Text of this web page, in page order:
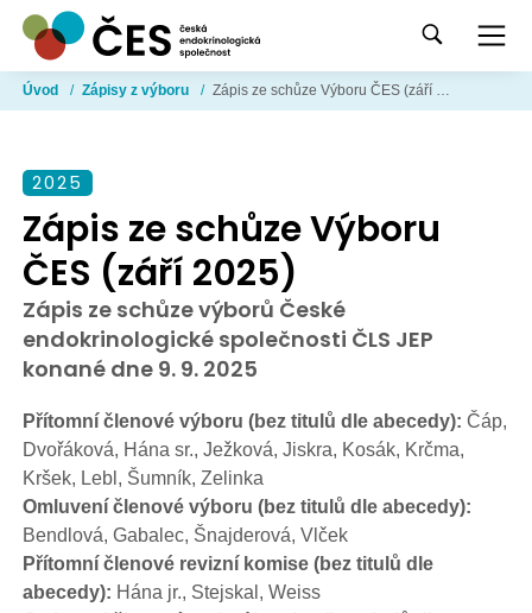
Úvod / Zápisy z výboru / Zápis ze schůze Výboru ČES (září 2025)
2025
Zápis ze schůze Výboru
ČES (září 2025)
Zápis ze schůze výborů České
endokrinologické společnosti ČLS JEP
konané dne 9. 9. 2025
Přítomní členové výboru (bez titulů dle abecedy): Čáp,
Dvořáková, Hána sr., Ježková, Jiskra, Kosák, Krčma,
Kršek, Lebl, Šumník, Zelinka
Omluvení členové výboru (bez titulů dle abecedy):
Bendlová, Gabalec, Šnajderová, Vlček
Přítomní členové revizní komise (bez titulů dle
abecedy): Hána jr., Stejskal, Weiss